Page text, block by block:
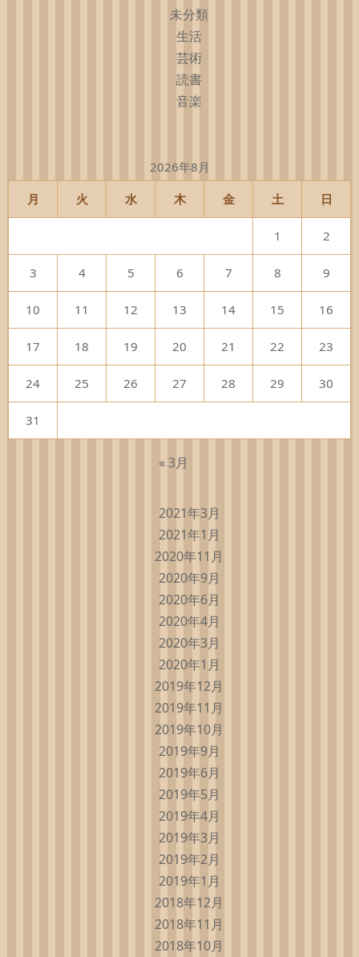
未分類
生活
芸術
読書
音楽
2026年8月
月 火 水 木 金 土 日
1 2
3 4 5 6 7 8 9
10 11 12 13 14 15 16
17 18 19 20 21 22 23
24 25 26 27 28 29 30
31
« 3月
2021年3月
2021年1月
2020年11月
2020年9月
2020年6月
2020年4月
2020年3月
2020年1月
2019年12月
2019年11月
2019年10月
2019年9月
2019年6月
2019年5月
2019年4月
2019年3月
2019年2月
2019年1月
2018年12月
2018年11月
2018年10月